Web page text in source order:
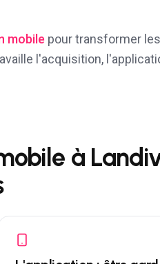
mobile pour transformer
l'acquisition,
à